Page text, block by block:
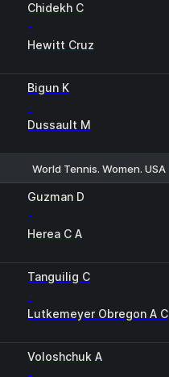
Chidekh C
-
Hewitt Cruz
Bigun K
-
Dussault M
World Tennis. Women. USA
Guzman D
-
Herea C A
Tanguilig C
-
Lutkemeyer Obregon A C
Voloshchuk A